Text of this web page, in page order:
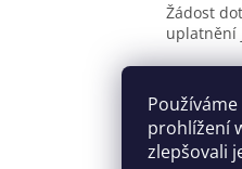
prohlížení
zlepšovali
Žádost
uplatnění